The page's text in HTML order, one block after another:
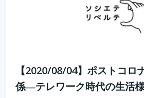
【2020/08/04】ポストコロ
係―テレワーク時代の生活
判断し、そして決断できるようにな
とを見つけたら、とことんまで没頭
えてあげたい。 そして何より